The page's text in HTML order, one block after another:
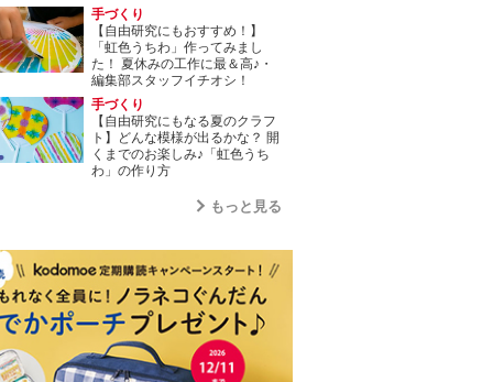
手づくり
【自由研究にもおすすめ！】
「虹色うちわ」作ってみまし
た！ 夏休みの工作に最＆高♪・
編集部スタッフイチオシ！
手づくり
【自由研究にもなる夏のクラフ
ト】どんな模様が出るかな？ 開
くまでのお楽しみ♪「虹色うち
わ」の作り方
もっと見る